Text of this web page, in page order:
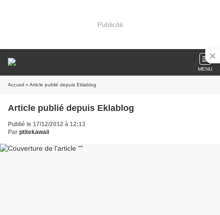
Publicité
MENU
Accueil » Article publié depuis Eklablog
Article publié depuis Eklablog
Publié le 17/12/2012 à 12:13
Par ptitekawaii